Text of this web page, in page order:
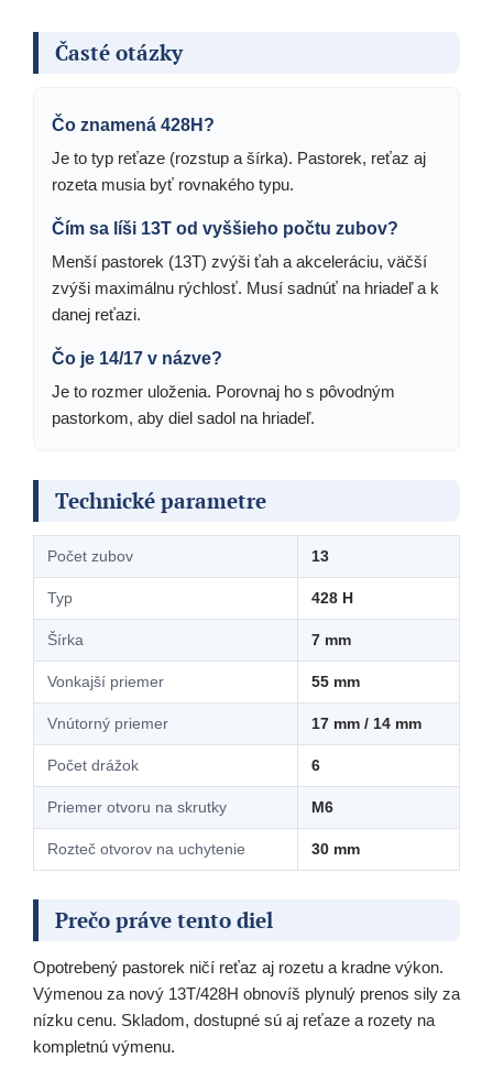
Časté otázky
Čo znamená 428H?
Je to typ reťaze (rozstup a šírka). Pastorek, reťaz aj
rozeta musia byť rovnakého typu.
Čím sa líši 13T od vyššieho počtu zubov?
Menší pastorek (13T) zvýši ťah a akceleráciu, väčší
zvýši maximálnu rýchlosť. Musí sadnúť na hriadeľ a k
danej reťazi.
Čo je 14/17 v názve?
Je to rozmer uloženia. Porovnaj ho s pôvodným
pastorkom, aby diel sadol na hriadeľ.
Technické parametre
Počet zubov 13
Typ 428 H
Šírka 7 mm
Vonkajší priemer 55 mm
Vnútorný priemer 17 mm / 14 mm
Počet drážok 6
Priemer otvoru na skrutky M6
Rozteč otvorov na uchytenie 30 mm
Prečo práve tento diel
Opotrebený pastorek ničí reťaz aj rozetu a kradne výkon.
Výmenou za nový 13T/428H obnovíš plynulý prenos sily za
nízku cenu. Skladom, dostupné sú aj reťaze a rozety na
kompletnú výmenu.